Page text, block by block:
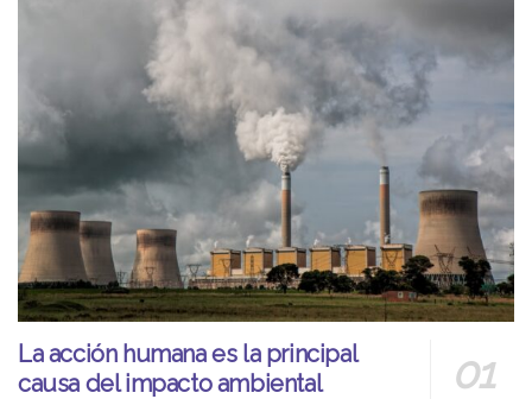
La acción humana es la principal
causa del impacto ambiental